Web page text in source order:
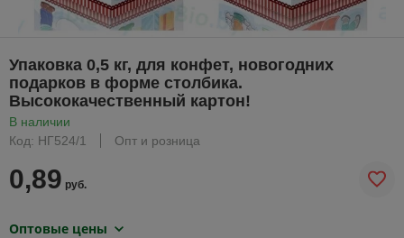
Упаковка 0,5 кг, для конфет, новогодних
подарков в форме столбика.
Высококачественный картон!
В наличии
Код: НГ524/1
Опт и розница
0,89 руб.
Оптовые цены